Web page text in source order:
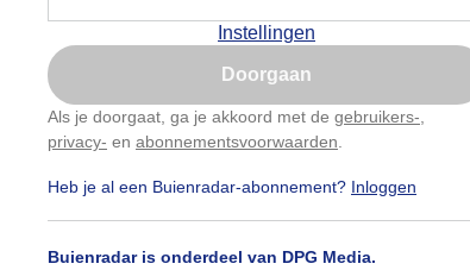
Instellingen
Doorgaan
Als je doorgaat, ga je akkoord met de gebruikers-
privacy- en abonnementsvoorwaarden
Heb je al een Buienradar-abonnement? Inloggen
Buienradar is onderdeel van DPG Media.
Is goed, toon de popup
Nu niet, misschien later
Gebruik je Safari en wil je niet elke dag deze pop-up
Klikhierom dit aan te passen